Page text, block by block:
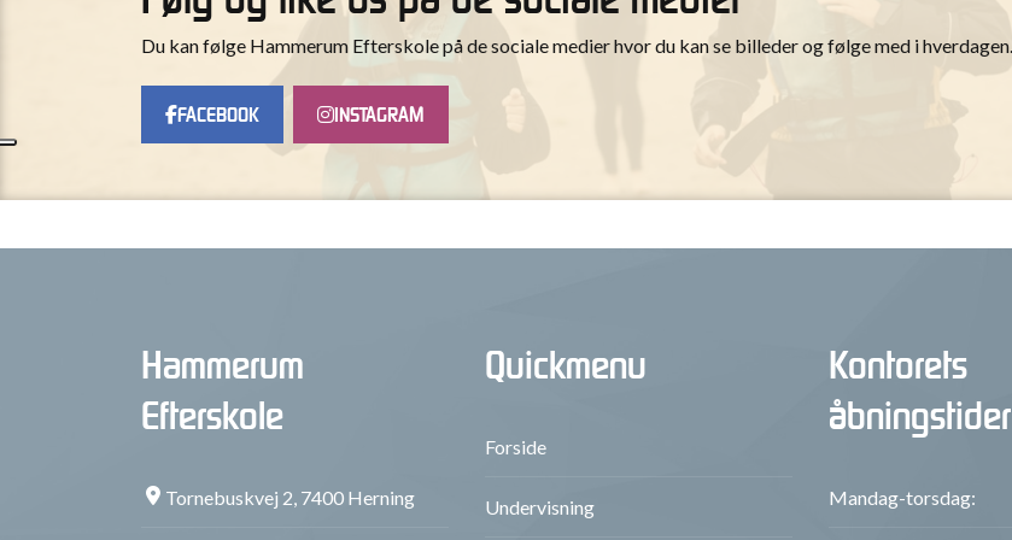
Du kan følge Hammerum Efterskole på de sociale medier hvor du kan se billeder og følge med i hverdagen.
FACEBOOK INSTAGRAM
Hammerum
Efterskole
Tornebuskvej 2, 7400 Herning
Quickmenu
Forside
Undervisning
Kontorets
åbningstider
Mandag-torsdag: